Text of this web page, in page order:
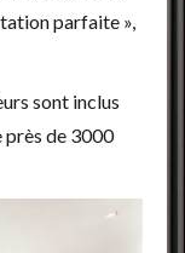
parfaite »,
sont inclus
près de 3000